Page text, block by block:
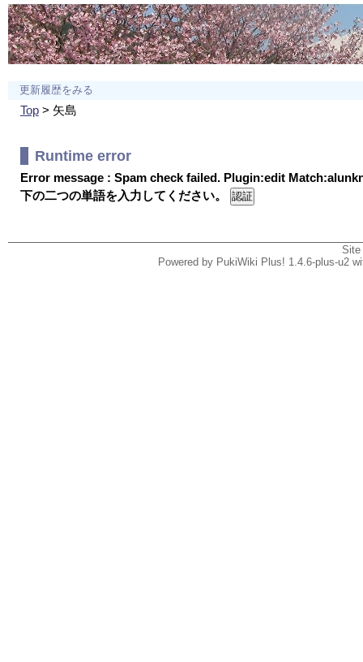
更新履歴をみる
Top> 矢島
Runtime error
Error message : Spam check failed. Plugin:edit
下の二つの単語を入力してください。
Powered by PukiWiki Plus! 1.4.6-plus-u2